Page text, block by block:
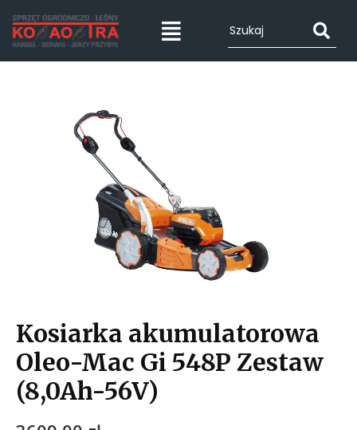
Kosiarka akumulatorowa
Oleo-Mac Gi 548P Zestaw
(8,0Ah-56V)